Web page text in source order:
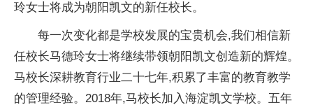
玲女士将成为朝阳凯文的新任校长。
每一次变化都是学校发展的宝贵机会,我们相信新
任校长马德玲女士将继续带领朝阳凯文创造新的辉煌。
马校长深耕教育行业二十七年,积累了丰富的教育教学
的管理经验。2018年,马校长加入海淀凯文学校。五年